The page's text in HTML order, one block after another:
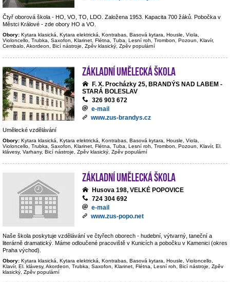
Čtyř oborová škola - HO, VO, TO, LDO. Založena 1953. Kapacita 700 žáků. Pobočka v
Městci Králové - zde obory HO a VO.
Obory: Kytara klasická, Kytara elektrická, Kontrabas, Basová kytara, Housle, Viola,
Violoncello, Trubka, Saxofon, Klarinet, Flétna, Tuba, Lesní roh, Trombon, Pozoun, Klavír,
Cembalo, Akordeon, Bicí nástroje, Zpěv klasický, Zpěv populární
Základní umělecká škola
F. X. Procházky 25, BRANDÝS NAD LABEM -
STARÁ BOLESLAV
326 903 672
e-mail
www.zus-brandys.cz
Umělecké vzdělávání
Obory: Kytara klasická, Kytara elektrická, Kontrabas, Basová kytara, Housle, Viola,
Violoncello, Trubka, Saxofon, Klarinet, Flétna, Tuba, Lesní roh, Trombon, Pozoun, Klavír, El.
klávesy, Varhany, Bicí nástroje, Zpěv klasický, Zpěv populární
Základní umělecká škola
Husova 198, VELKÉ POPOVICE
724 304 692
e-mail
www.zus-popo.net
Naše škola poskytuje vzdělávání ve čtyřech oborech - hudební, výtvarný, taneční a
literárně dramatický. Máme odloučené pracoviště v Kunicích a pobočku v Kamenici (okres
Praha východ).
Obory: Kytara klasická, Kytara elektrická, Kontrabas, Basová kytara, Housle, Violoncello,
Klavír, El. klávesy, Akordeon, Trubka, Saxofon, Klarinet, Flétna, Lesní roh, Bicí nástroje, Zpěv
klasický, Zpěv populární